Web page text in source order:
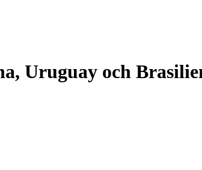
Uruguay och